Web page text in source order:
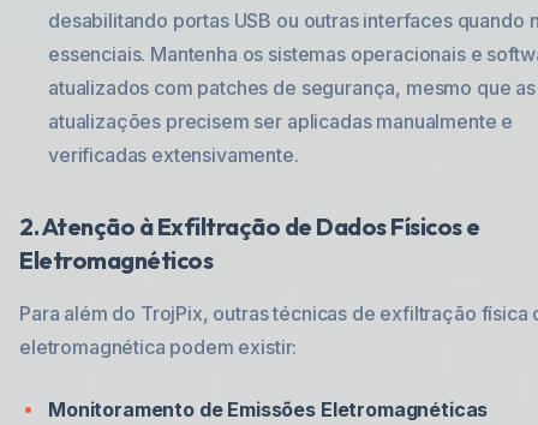
desabilitando portas USB ou outras interfaces quando
essenciais. Mantenha os sistemas operacionais e
atualizados com patches de segurança, mesmo que as
atualizações precisem ser aplicadas manualmente e
verificadas extensivamente.
2. Atenção à Exfiltração de Dados Físicos e
Eletromagnéticos
Para além do TrojPix, outras técnicas de exfiltração física
eletromagnética podem existir:
Monitoramento de Emissões Eletromagnéticas